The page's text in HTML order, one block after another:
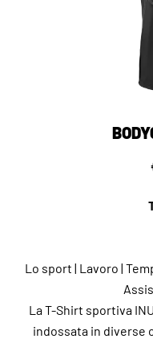
Lo sport | Lavoro |
La T-Shirt sportiva
indossata in diverse